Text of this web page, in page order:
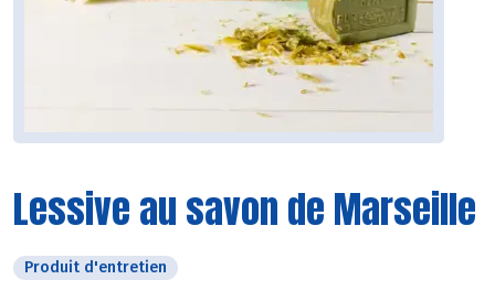
Lessive au savon de Marseille
Produit d'entretien